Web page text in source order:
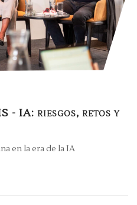
- IA: riesgos, retos y
en la era de la IA